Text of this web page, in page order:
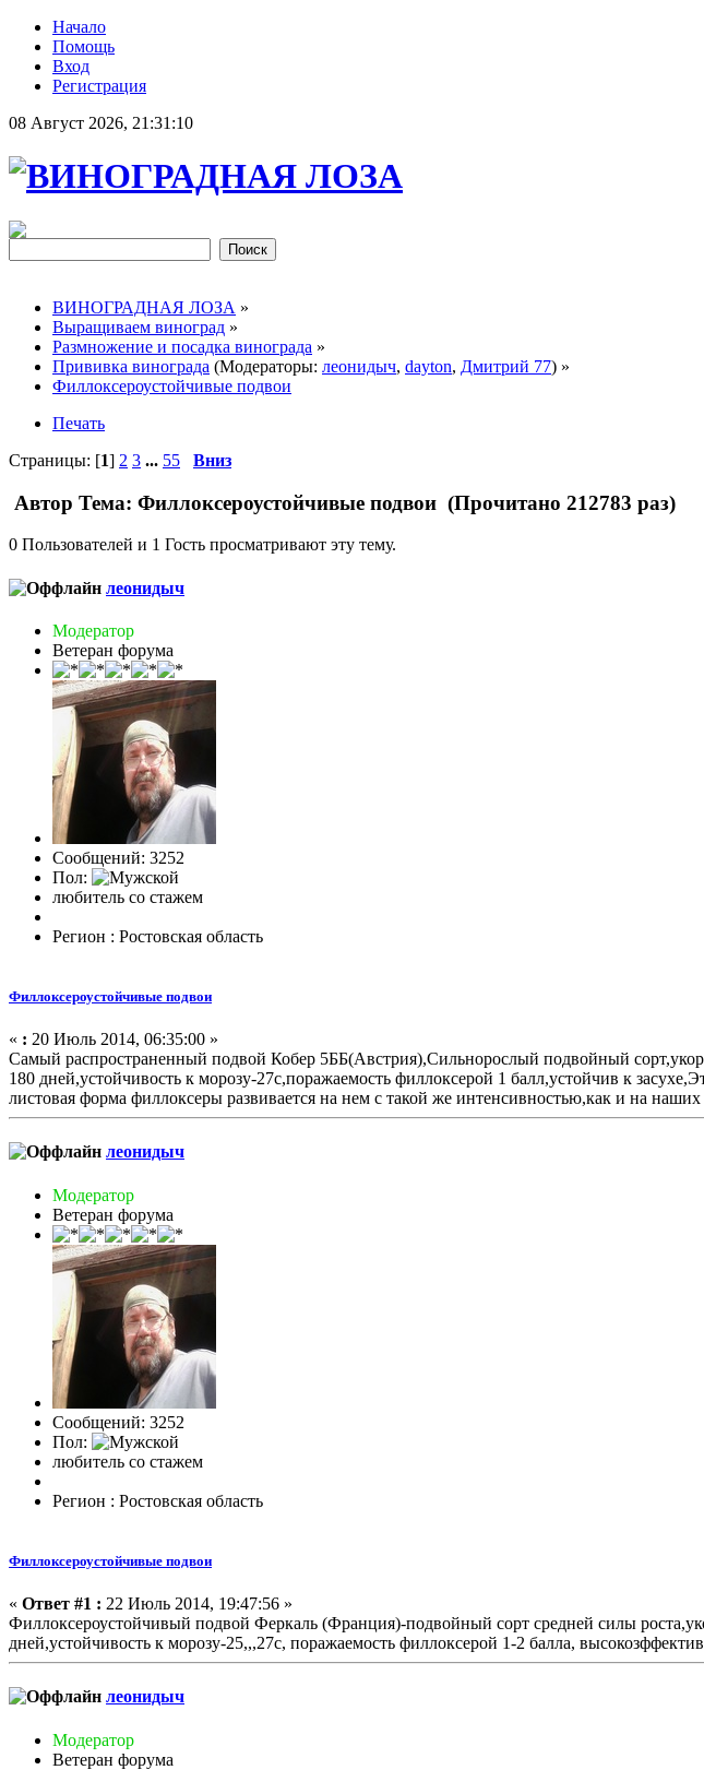
Начало
Помощь
Вход
Регистрация
08 Август 2026, 21:31:10
ВИНОГРАДНАЯ ЛОЗА »
Выращиваем виноград »
Размножение и посадка винограда »
Прививка винограда (Модераторы: леонидыч, dayton, Дмитрий 77) »
Филлоксероустойчивые подвои
Печать
Страницы: [1] 2 3 ... 55 Вниз
Автор Тема: Филлоксероустойчивые подвои (Прочитано 212783 раз)
0 Пользователей и 1 Гость просматривают эту тему.
леонидыч
Модератор
Ветеран форума
Сообщений: 3252
Пол:
любитель со стажем
Регион : Ростовская область
Филлоксероустойчивые подвои
« : 20 Июль 2014, 06:35:00 »
Самый распространенный подвой Кобер 5ББ(Австрия),Сильнорослый подвойный
180 дней,устойчивость к морозу-27с,поражаемость филлоксерой 1 балл,устойчив к
листовая форма филлоксеры развивается на нем с такой же интенсивностью,как и на наших
леонидыч
Модератор
Ветеран форума
Сообщений: 3252
Пол:
любитель со стажем
Регион : Ростовская область
Филлоксероустойчивые подвои
« Ответ #1 : 22 Июль 2014, 19:47:56 »
Филлоксероустойчивый подвой Феркаль (Франция)-подвойный сорт средней силы
дней,устойчивость к морозу-25,,,27с, поражаемость филлоксерой 1-2 балла,
леонидыч
Модератор
Ветеран форума